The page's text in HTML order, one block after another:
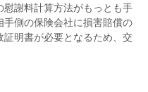
慰謝料計算方法がもっとも手
側の保険会社に損害賠償の
明書が必要となるため、交